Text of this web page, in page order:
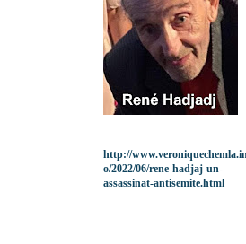
http://
o/2022/06/rene-hadjaj-un-
assassinat-antisemite.html